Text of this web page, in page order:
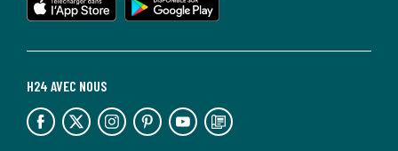
H24 AVEC NOUS
lien vers l'espace réseaux sociaux lien vers l'espace réseaux sociaux lien vers l'espace réseaux sociaux lien vers l'espace réseaux sociaux lien vers l'espace réseaux sociaux lien vers le blog la redoute